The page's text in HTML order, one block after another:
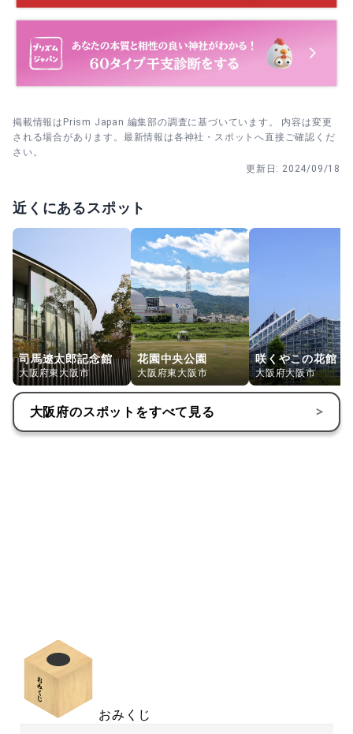
掲載情報はPrism Japan 編集部の調査に基づいています。 内容は変更
される場合があります。最新情報は各神社・スポットへ直接ご確認くだ
さい。
更新日: 2024/09/18
近くにあるスポット
司馬遼太郎記念館
大阪府東大阪市
花園中央公園
大阪府東大阪市
咲くやこの花館
大阪府大阪市
大阪府のスポットをすべて見る >
おみくじ